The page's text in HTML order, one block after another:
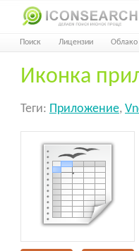
Поиск Лицензии Облако
Иконка
Теги: Приложение,